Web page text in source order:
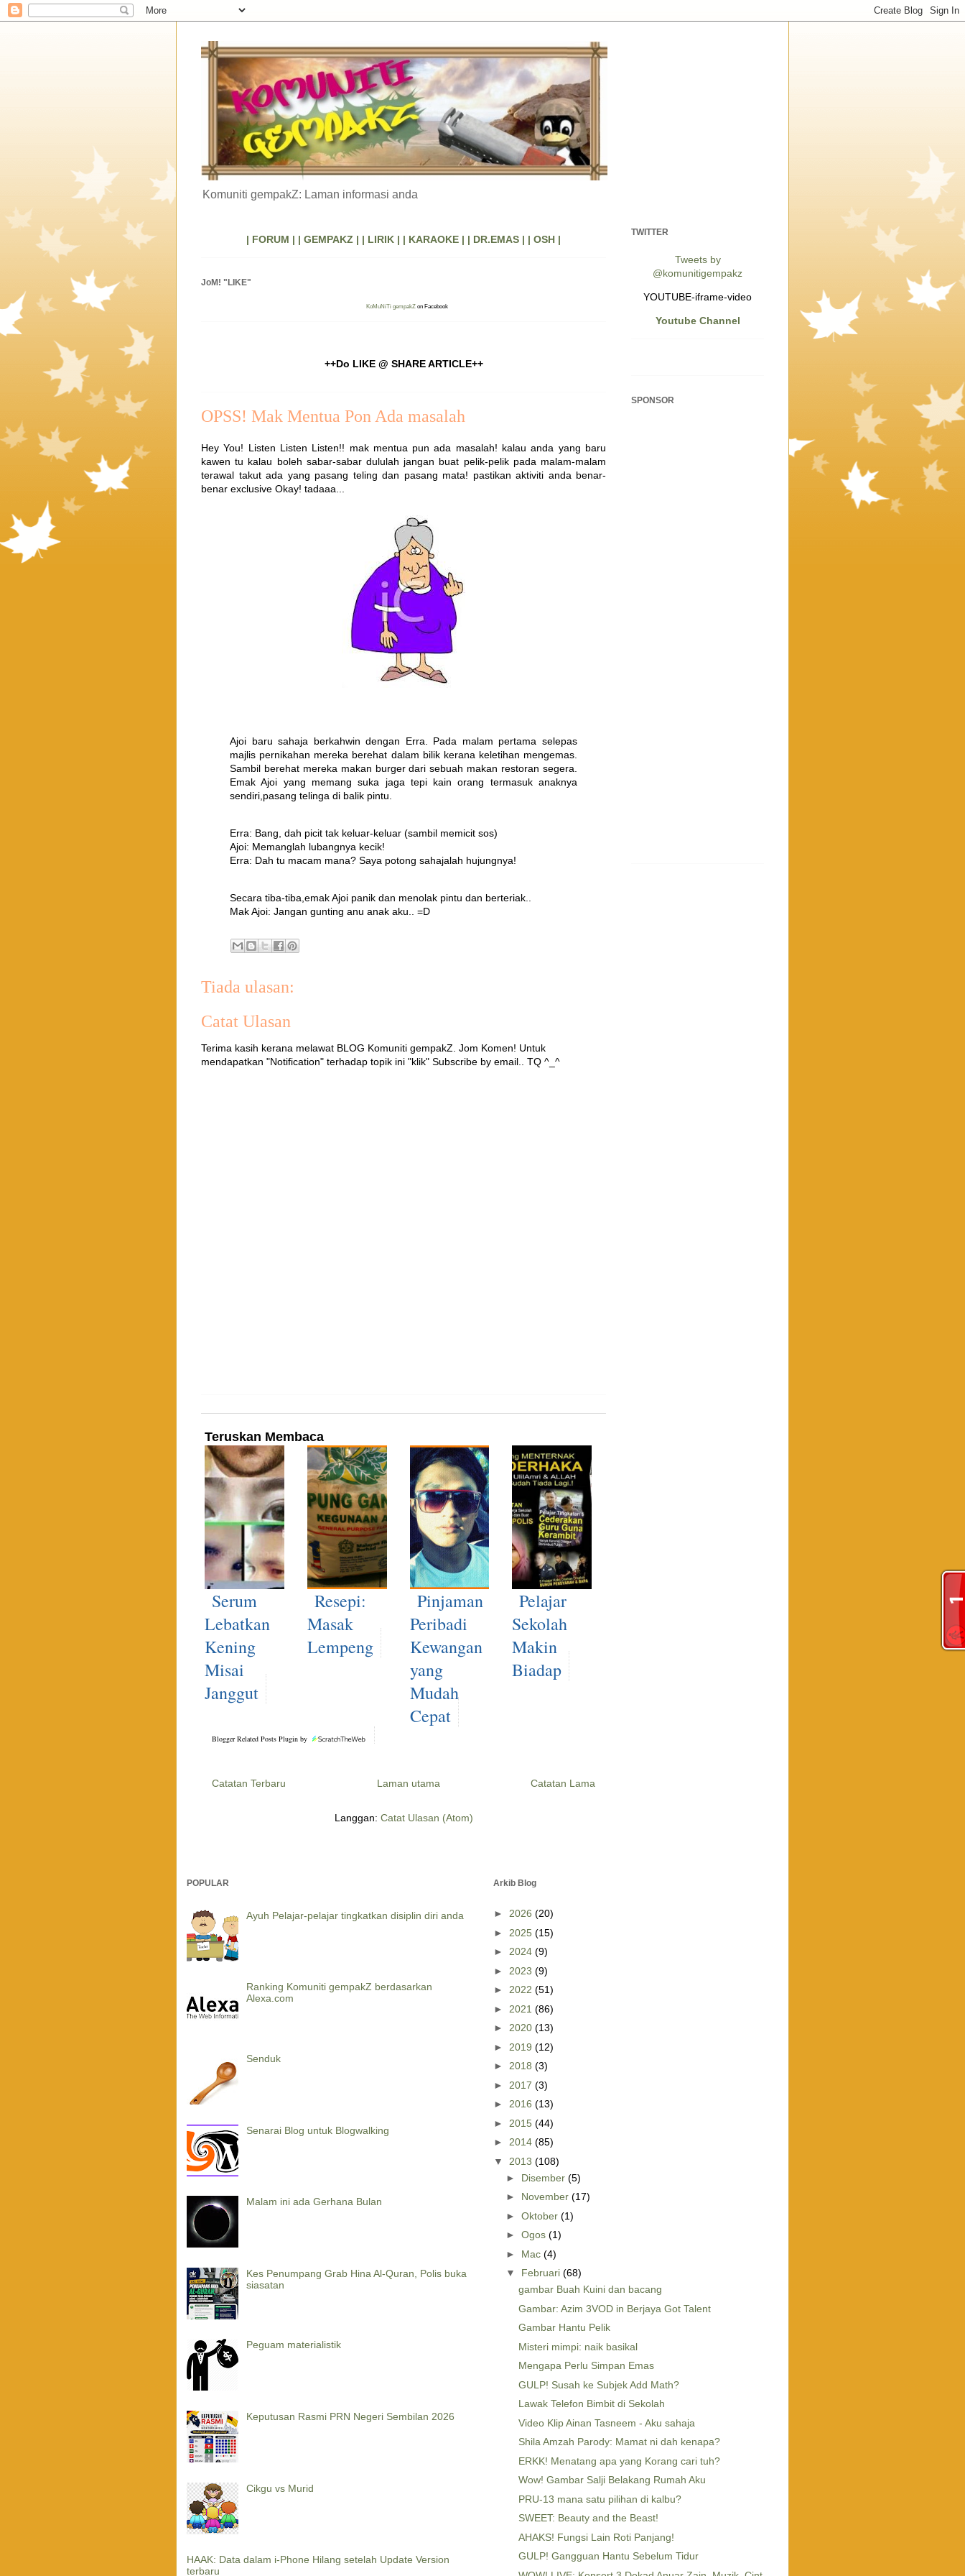
Komuniti gempakZ: Laman informasi anda
| FORUM | | GEMPAKZ | | LIRIK | | KARAOKE | | DR.EMAS | | OSH |
JoM! "LIKE"
KoMuNiTi gempakZ on Facebook
++Do LIKE @ SHARE ARTICLE++
OPSS! Mak Mentua Pon Ada masalah
Hey You! Listen Listen Listen!! mak mentua pun ada masalah! kalau anda yang baru
kawen tu kalau boleh sabar-sabar dululah jangan buat pelik-pelik pada malam-malam
terawal takut ada yang pasang teling dan pasang mata! pastikan aktiviti anda benar-
benar exclusive Okay! tadaaa...
Ajoi baru sahaja berkahwin dengan Erra. Pada malam pertama selepas
majlis pernikahan mereka berehat dalam bilik kerana keletihan mengemas.
Sambil berehat mereka makan burger dari sebuah makan restoran segera.
Emak Ajoi yang memang suka jaga tepi kain orang termasuk anaknya
sendiri,pasang telinga di balik pintu.
Erra: Bang, dah picit tak keluar-keluar (sambil memicit sos)
Ajoi: Memanglah lubangnya kecik!
Erra: Dah tu macam mana? Saya potong sahajalah hujungnya!
Secara tiba-tiba,emak Ajoi panik dan menolak pintu dan berteriak..
Mak Ajoi: Jangan gunting anu anak aku.. =D
Tiada ulasan:
Catat Ulasan
Terima kasih kerana melawat BLOG Komuniti gempakZ. Jom Komen! Untuk
mendapatkan "Notification" terhadap topik ini "klik" Subscribe by email.. TQ ^_^
Teruskan Membaca
Serum
Lebatkan
Kening
Misai
Janggut
Resepi:
Masak
Lempeng
Pinjaman
Peribadi
Kewangan
yang
Mudah
Cepat
Pelajar
Sekolah
Makin
Biadap
Blogger Related Posts Plugin by
Catatan Terbaru Catatan Lama
Laman utama
Langgan: Catat Ulasan (Atom)
TWITTER
Tweets by
@komunitigempakz
YOUTUBE-iframe-video
Youtube Channel
SPONSOR
POPULAR
Ayuh Pelajar-pelajar tingkatkan disiplin diri anda
Ranking Komuniti gempakZ berdasarkan
Alexa.com
Senduk
Senarai Blog untuk Blogwalking
Malam ini ada Gerhana Bulan
Kes Penumpang Grab Hina Al-Quran, Polis buka
siasatan
Peguam materialistik
Keputusan Rasmi PRN Negeri Sembilan 2026
Cikgu vs Murid
HAAK: Data dalam i-Phone Hilang setelah Update Version
terbaru
Arkib Blog
► 2026 (20)
► 2025 (15)
► 2024 (9)
► 2023 (9)
► 2022 (51)
► 2021 (86)
► 2020 (13)
► 2019 (12)
► 2018 (3)
► 2017 (3)
► 2016 (13)
► 2015 (44)
► 2014 (85)
▼ 2013 (108)
► Disember (5)
► November (17)
► Oktober (1)
► Ogos (1)
► Mac (4)
▼ Februari (68)
gambar Buah Kuini dan bacang
Gambar: Azim 3VOD in Berjaya Got Talent
Gambar Hantu Pelik
Misteri mimpi: naik basikal
Mengapa Perlu Simpan Emas
GULP! Susah ke Subjek Add Math?
Lawak Telefon Bimbit di Sekolah
Video Klip Ainan Tasneem - Aku sahaja
Shila Amzah Parody: Mamat ni dah kenapa?
ERKK! Menatang apa yang Korang cari tuh?
Wow! Gambar Salji Belakang Rumah Aku
PRU-13 mana satu pilihan di kalbu?
SWEET: Beauty and the Beast!
AHAKS! Fungsi Lain Roti Panjang!
GULP! Gangguan Hantu Sebelum Tidur